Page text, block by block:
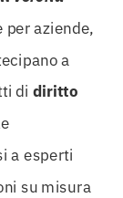
aziende,
a
di diritto
a esperti
su misura